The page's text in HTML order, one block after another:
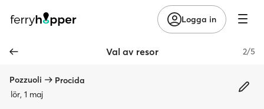
Logga in
Val av resor 2/5
Pozzuoli
Procida
lör, 1 maj